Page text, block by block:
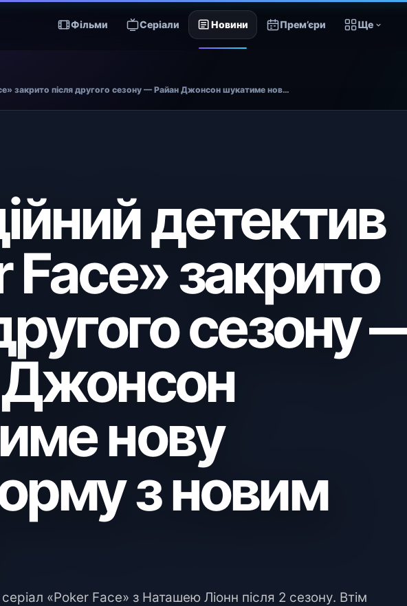
Фільми Серіали Новини Прем’єри Ще
Комедійний детектив «Poker Face» закрито після другого сезону — Райан Джонсон шукатиме нову платформу з новим Чарлі
детектив
Face» закрито
сезону
нову
з новим
«Poker Face» з Наташею Ліонн після 2 сезону. Втім